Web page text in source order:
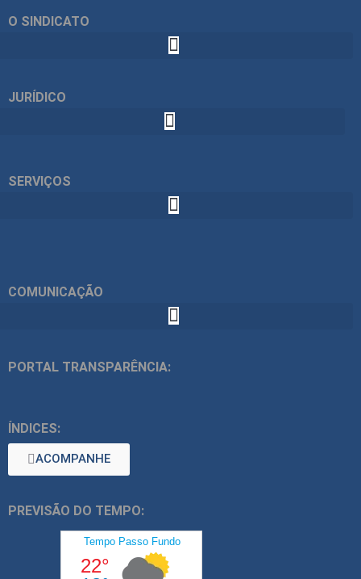
O SINDICATO
JURÍDICO
SERVIÇOS
COMUNICAÇÃO
PORTAL TRANSPARÊNCIA:
ÍNDICES:
ACOMPANHE
PREVISÃO DO TEMPO: